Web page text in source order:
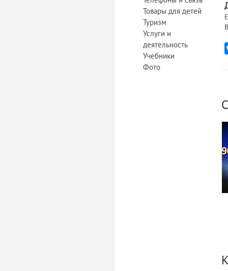
Товары для детей
Туризм
Услуги и
деятельность
Учебники
Фото